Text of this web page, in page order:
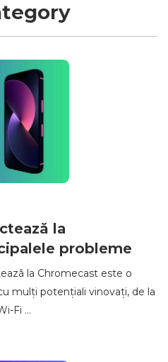
la
probleme
la Chromecast este o
mulți potențiali vinovați, de la
...